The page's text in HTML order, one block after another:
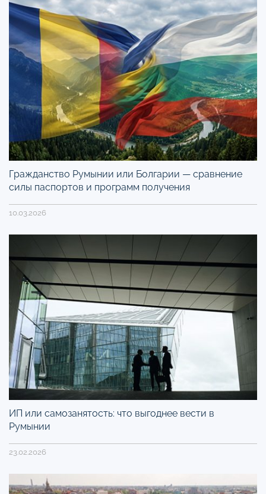
Гражданство Румынии или Болгарии — сравнение
силы паспортов и программ получения
10.03.2026
ИП или самозанятость: что выгоднее вести в
Румынии
23.02.2026